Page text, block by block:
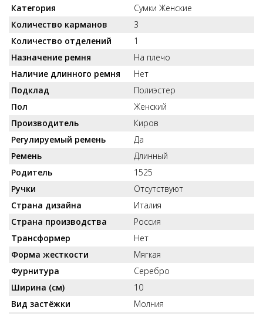
Категория
Сумки Женские
Количество карманов
3
Количество отделений
1
Назначение ремня
На плечо
Наличие длинного ремня
Нет
Подклад
Полиэстер
Пол
Женский
Производитель
Киров
Регулируемый ремень
Да
Ремень
Длинный
Родитель
1525
Ручки
Отсутствуют
Страна дизайна
Италия
Страна производства
Россия
Трансформер
Нет
Форма жесткости
Мягкая
Фурнитура
Серебро
Ширина (см)
10
Вид застёжки
Молния